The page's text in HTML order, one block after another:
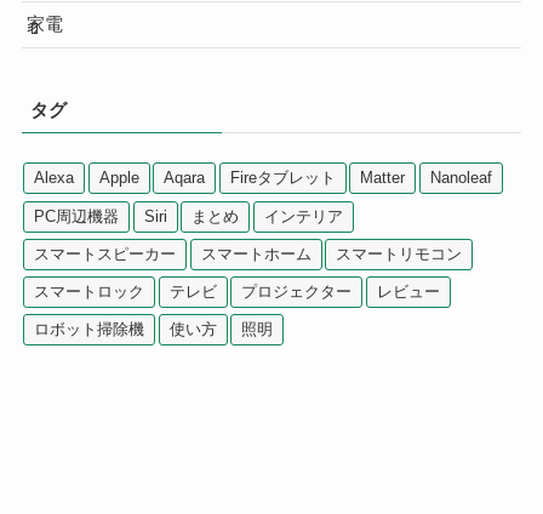
家電
タグ
Alexa Apple Aqara Fireタブレット Matter Nanoleaf
PC周辺機器 Siri まとめ インテリア
スマートスピーカー スマートホーム スマートリモコン
スマートロック テレビ プロジェクター レビュー
ロボット掃除機 使い方 照明